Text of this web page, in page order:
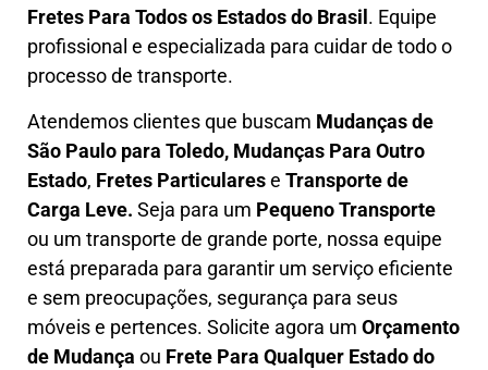
Fretes Para Todos os Estados do Brasil . Equipe
profissional e especializada para cuidar de todo o
processo de transporte.
Atendemos clientes que buscam Mudançasde
São Paulo para Toledo, Mudanças Para Outro
Estado, Fretes Particularese Transportede
Carga Leve. Seja para um Pequeno Transporte
ou um transporte de grande porte, nossa equipe
está preparada para garantir um serviço eficiente
e sem preocupações, segurança para seus
móveis e pertences. Solicite agora um Orçamento
de Mudança ou Frete Para Qualquer Estado do